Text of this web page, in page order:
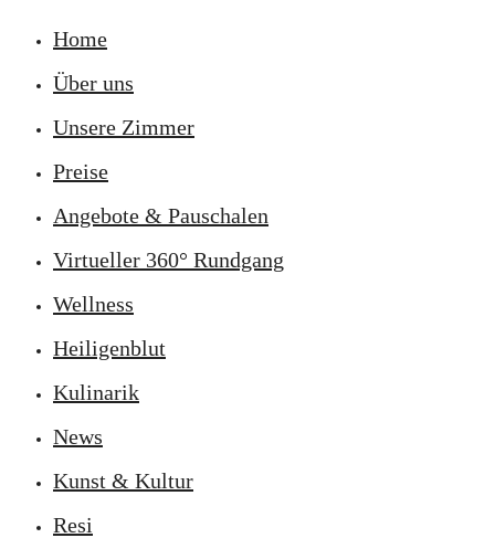
Home
Über uns
Unsere Zimmer
Preise
Angebote & Pauschalen
Virtueller 360° Rundgang
Wellness
Heiligenblut
Kulinarik
News
Kunst & Kultur
Resi